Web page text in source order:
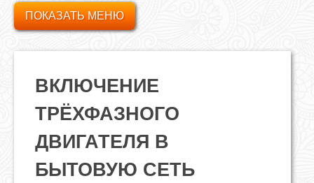
ВКЛЮЧЕНИЕ
ТРЁХФАЗНОГО
ДВИГАТЕЛЯ В
БЫТОВУЮ СЕТЬ
ПОКАЗАТЬ МЕНЮ